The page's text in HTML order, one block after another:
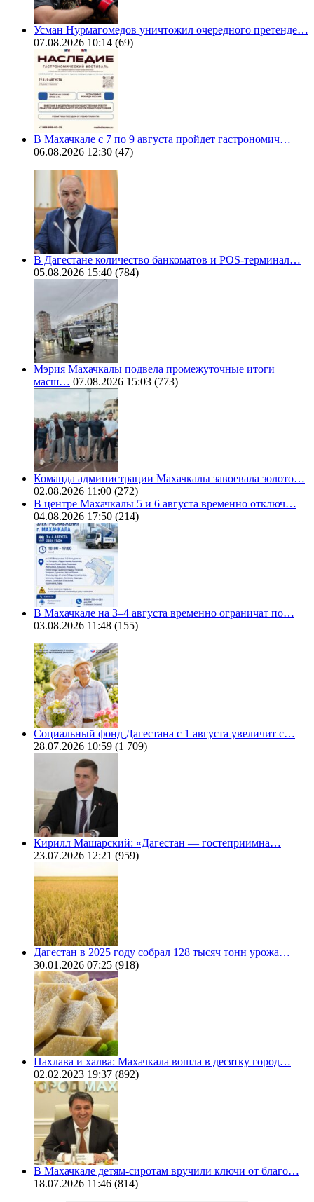
Усман Нурмагомедов уничтожил очередного претенде…
07.08.2026 10:14 (69)
В Махачкале с 7 по 9 августа пройдет гастрономич…
06.08.2026 12:30 (47)
В Дагестане количество банкоматов и POS-терминал…
05.08.2026 15:40 (784)
Мэрия Махачкалы подвела промежуточные итоги
масш… 07.08.2026 15:03 (773)
Команда администрации Махачкалы завоевала золото…
02.08.2026 11:00 (272)
В центре Махачкалы 5 и 6 августа временно отключ…
04.08.2026 17:50 (214)
В Махачкале на 3–4 августа временно ограничат по…
03.08.2026 11:48 (155)
Социальный фонд Дагестана с 1 августа увеличит с…
28.07.2026 10:59 (1 709)
Кирилл Машарский: «Дагестан — гостеприимна…
23.07.2026 12:21 (959)
Дагестан в 2025 году собрал 128 тысяч тонн урожа…
30.01.2026 07:25 (918)
Пахлава и халва: Махачкала вошла в десятку город…
02.02.2023 19:37 (892)
В Махачкале детям-сиротам вручили ключи от благо…
18.07.2026 11:46 (814)